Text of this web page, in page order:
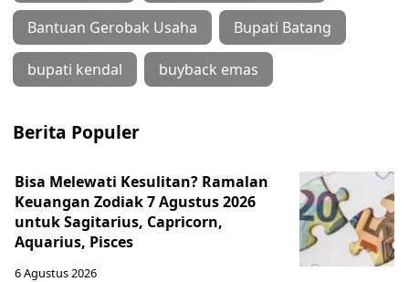
Bantuan Gerobak Usaha Bupati Batang
bupati kendal buyback emas
Berita Populer
Bisa Melewati Kesulitan? Ramalan
Keuangan Zodiak 7 Agustus 2026
untuk Sagitarius, Capricorn,
Aquarius, Pisces
6 Agustus 2026